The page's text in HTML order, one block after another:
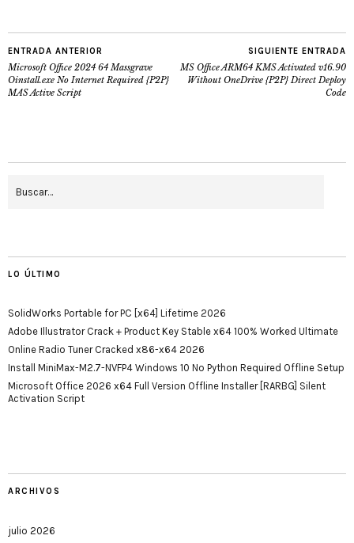
ENTRADA ANTERIOR
Microsoft Office 2024 64 Massgrave
Oinstall.exe No Internet Required {P2P}
MAS Active Script
SIGUIENTE ENTRADA
MS Office ARM64 KMS Activated v16.90
Without OneDrive {P2P} Direct Deploy
Code
LO ÚLTIMO
SolidWorks Portable for PC [x64] Lifetime 2026
Adobe Illustrator Crack + Product Key Stable x64 100% Worked Ultimate
Online Radio Tuner Cracked x86-x64 2026
Install MiniMax-M2.7-NVFP4 Windows 10 No Python Required Offline Setup
Microsoft Office 2026 x64 Full Version Offline Installer [RARBG] Silent
Activation Script
ARCHIVOS
julio 2026